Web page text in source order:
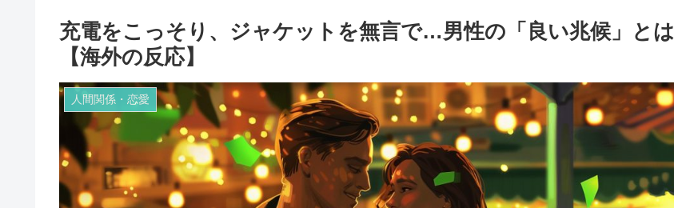
充電をこっそり、ジャケットを無言で…男性の「良い兆候」とは
【海外の反応】
人間関係・恋愛